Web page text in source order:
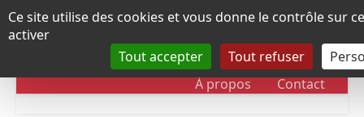
Panneau de gestion des cookies
Ce site utilise des cookies et vous donne le contrôle sur
activer
Tout accepter
Tout refuser
DOSSIERS CHRONOLOGIE
À propos Contact